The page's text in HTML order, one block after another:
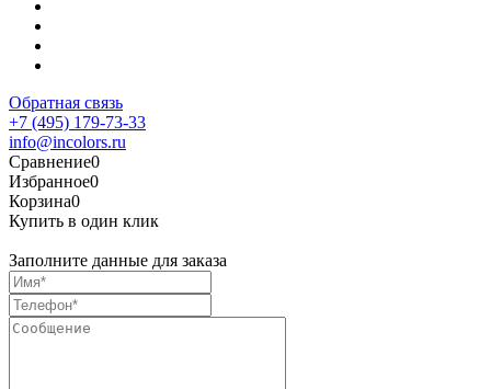
Обратная связь
+7 (495) 179-73-33
info@incolors.ru
Сравнение0
Избранное0
Корзина0
Купить в один клик
Заполните данные для заказа